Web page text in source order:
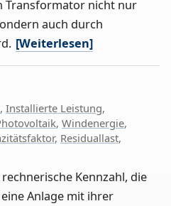
Transformator nicht nur
auch durch
[Weiterlesen]
, Installierte Leistung,
, Windenergie,
, Residuallast,
Kennzahl, die
Anlage mit ihrer